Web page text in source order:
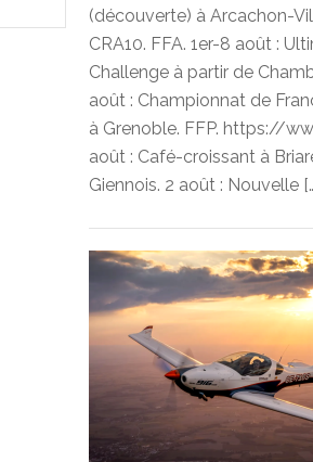
(découverte) à Arcachon-
CRA10. FFA. 1er-8 août :
Challenge à partir de
août : Championnat de
à Grenoble. FFP. https://
août : Café-croissant à
Giennois. 2 août : Nouvelle